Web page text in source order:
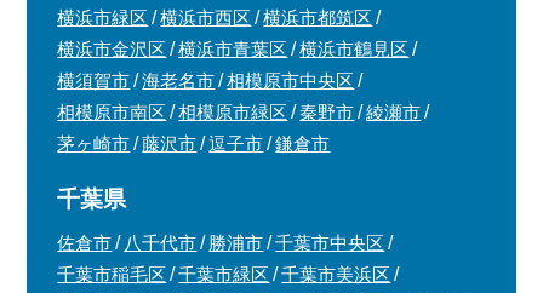
横浜市緑区
横浜市西区
横浜市都筑区
横浜市金沢区
横浜市青葉区
横浜市鶴見区
横須賀市
海老名市
相模原市中央区
相模原市南区
相模原市緑区 秦野市
綾瀬市
茅ヶ崎市
藤沢市 逗子市 鎌倉市
千葉県
佐倉市 八千代市 勝浦市
千葉市中央区
千葉市稲毛区
千葉市緑区
千葉市美浜区